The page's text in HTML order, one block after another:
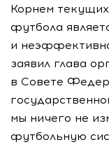
Корнем
футбола
и
заявил глава
в Совете
мы ничего не
футбольную